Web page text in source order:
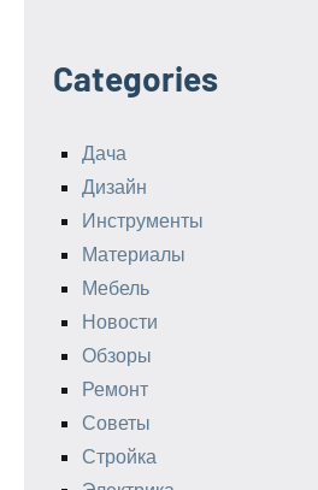
Categories
Дача
Дизайн
Инструменты
Материалы
Мебель
Новости
Обзоры
Ремонт
Советы
Стройка